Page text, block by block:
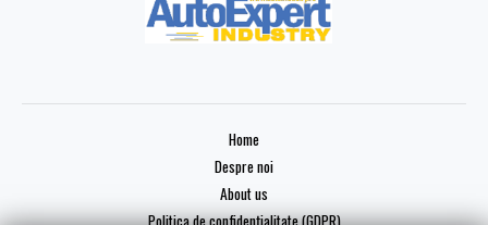
Home
Despre noi
About us